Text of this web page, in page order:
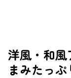
洋風・和
まみたっ